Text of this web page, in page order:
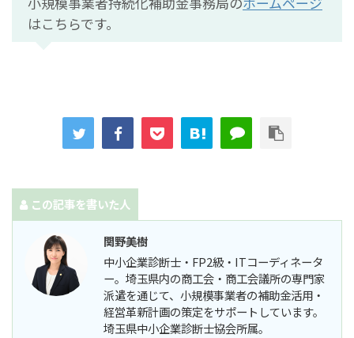
はこちらです。
この記事を書いた人
関野美樹
中小企業診断士・FP2級・ITコーディネータ
ー。埼玉県内の商工会・商工会議所の専門家
派遣を通じて、小規模事業者の補助金活用・
経営革新計画の策定をサポートしています。
埼玉県中小企業診断士協会所属。